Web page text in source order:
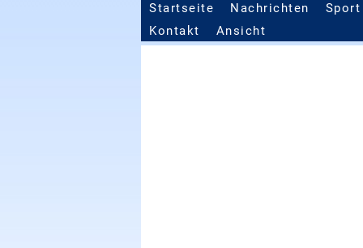
Seitennavigation
Startseite Nachrichten
Sport
Kontakt
Ansicht